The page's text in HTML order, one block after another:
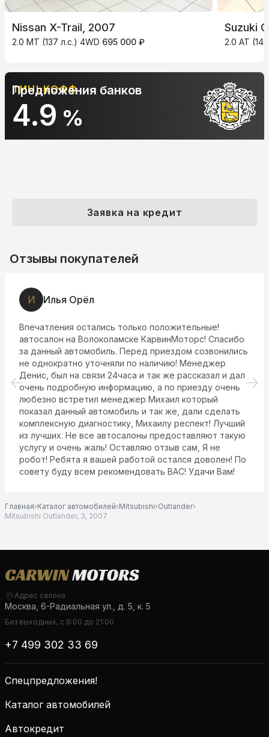
Nissan X-Trail, 2007
2.0 MT (137 л.с.) 4WD 695 000 ₽
Suzuki
2.0 AT
ТИНЬКОФФ
4.9 %
Предложения банков
Заявка на кредит
Отзывы покупателей
И Илья Орёл
Впечатления остались только положительные!
автосалон на Волоколамске КарвинМоторс! Спасибо
за данный автомобиль. Перед приездом созвонились
не однократно уточняли по наличию! Менеджер
Денис, был на связи 24часа и так же рассказал и дал
очень подробную информацию, а по приезду очень
любезно встретил менеджер Михаил который
показал данный автомобиль и так же, дали сделать
комплексную диагностику, Михаилу респект! Лучший
из лучших. Не все автосалоны предоставляют такую
услугу и очень жаль! Оставляю отзыв сам, Я не
робот! Ребята я вашей работой остался доволен! По
совету буду всем рекомендовать ВАС! Удачи Вам!
Главная›Каталог автомобилей›Mitsubishi›Outlander›
Mitsubishi Outlander, 3, 2007
Адрес салона
Москва, 6-Радиальная ул., д. 5, к. 5
Без выходных, с 9:00 до 21:00
+7 499 302 33 69
Спецпредложения!
Каталог автомобилей
Автокредит